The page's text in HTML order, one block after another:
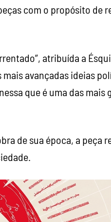
com o propósito de
atribuída a
avançadas ideias
que é uma das
de sua época, a